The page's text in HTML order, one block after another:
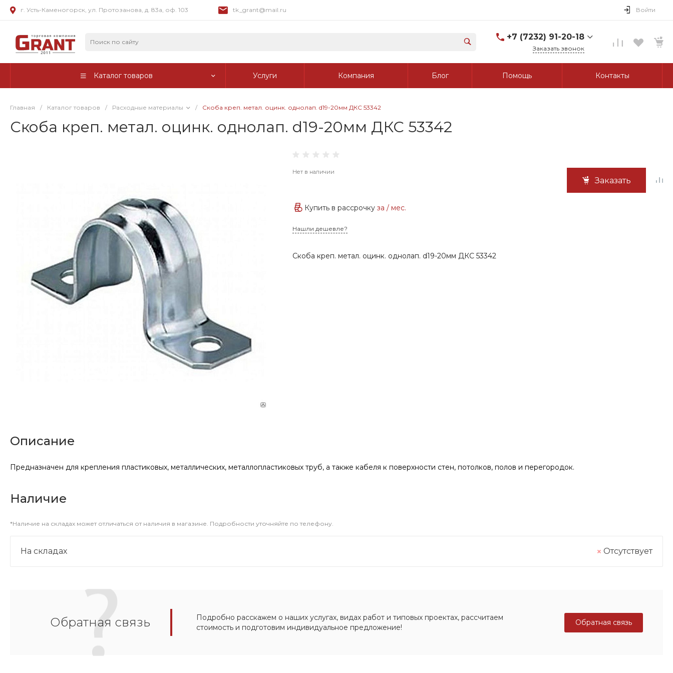
г. Усть-Каменогорск, ул. Протозанова, д. 83а, оф. 103 tk_grant@mail.ru Войти
+7 (7232) 91-20-18
г. Усть-Каменогорск, ул.
Заказать звонок
Каталог товаров Услуги Компания Блог Помощь Контакты
Главная / Каталог товаров / Расходные материалы / Скоба креп. метал. оцинк. однолап. d19-20мм ДКС 53342
Скоба креп. метал. оцинк. однолап. d19-20мм ДКС 53342
Нет в наличии
Заказать
Купить в рассрочкуза/ мес.
Нашли дешевле?
Скоба креп. метал. оцинк. однолап. d19-20мм ДКС 53342
Описание
Предназначен для крепления пластиковых, металлических, металлопластиковых труб, а также кабеля к поверхности стен, потолков, полов и перегородок.
Наличие
*Наличие на складах может отличаться от наличия в магазине. Подробности уточняйте по телефону.
На складах Отсутствует
Обратная связь
Подробно расскажем о наших услугах, видах работ и типовых проектах, рассчитаем
стоимость и подготовим индивидуальное предложение!
Обратная связь